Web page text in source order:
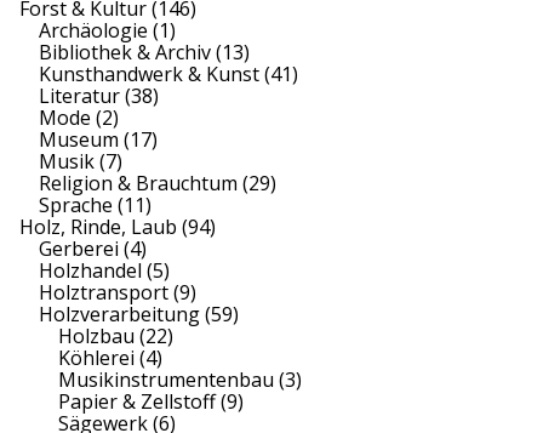
Forst & Kultur(146)
Archäologie (1)
Bibliothek & Archiv(13)
Kunsthandwerk & Kunst(41)
Literatur(38)
Mode (2)
Museum (17)
Musik(7)
Religion & Brauchtum (29)
Sprache (11)
Holz, Rinde, Laub (94)
Gerberei (4)
Holzhandel (5)
Holztransport(9)
Holzverarbeitung(59)
Holzbau (22)
Köhlerei (4)
Musikinstrumentenbau (3)
Papier & Zellstoff(9)
Sägewerk(6)